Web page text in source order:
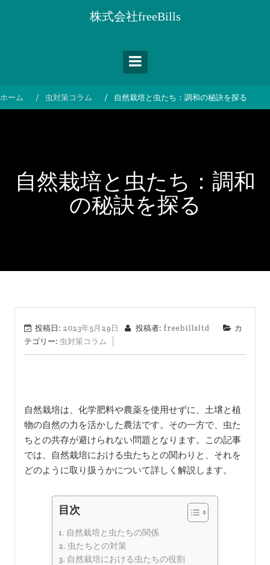
ス
キ
株式会社freeBills
ホーム 虫対策コラム 自然栽培と虫たち：調和の秘訣を探る
自然栽培と虫たち：調和
の秘訣を探る
投稿日: 2023年5月29日 投稿者: freebillsltd
カ
テゴリー: 虫対策コラム
自然栽培は、化学肥料や農薬を使用せずに、土壌と植
物の自然の力を活かした農法です。その一方で、虫た
ちとの共存が避けられない問題となります。この記事
では、自然栽培における虫たちとの関わりと、それを
どのように取り扱うかについて詳しく解説します。
目次
自然栽培と虫たちの関係
虫たちとの対策
自然栽培における虫たちの役割